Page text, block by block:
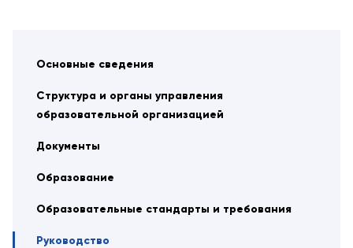
Основные сведения
Структура и органы управления
образовательной организацией
Документы
Образование
Образовательные стандарты и требования
Руководство